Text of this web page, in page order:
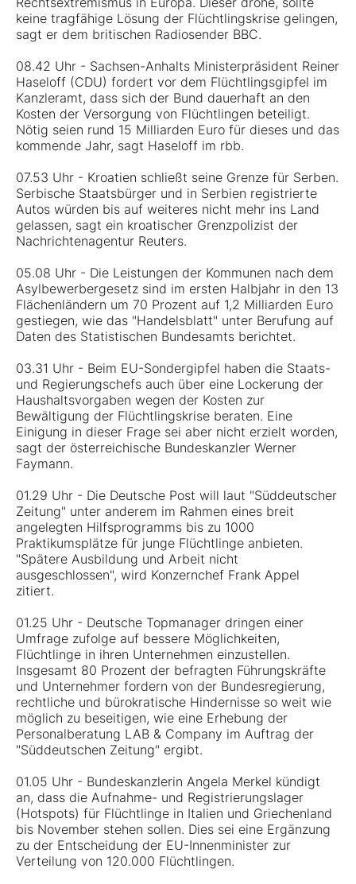
keine tragfähige Lösung der Flüchtlingskrise gelingen,
sagt er dem britischen Radiosender BBC.
08.42 Uhr - Sachsen-Anhalts Ministerpräsident Reiner
Haseloff (CDU) fordert vor dem Flüchtlingsgipfel im
Kanzleramt, dass sich der Bund dauerhaft an den
Kosten der Versorgung von Flüchtlingen beteiligt.
Nötig seien rund 15 Milliarden Euro für dieses und das
kommende Jahr, sagt Haseloff im rbb.
07.53 Uhr - Kroatien schließt seine Grenze für Serben.
Serbische Staatsbürger und in Serbien registrierte
Autos würden bis auf weiteres nicht mehr ins Land
gelassen, sagt ein kroatischer Grenzpolizist der
Nachrichtenagentur Reuters.
05.08 Uhr - Die Leistungen der Kommunen nach dem
Asylbewerbergesetz sind im ersten Halbjahr in den 13
Flächenländern um 70 Prozent auf 1,2 Milliarden Euro
gestiegen, wie das "Handelsblatt" unter Berufung auf
Daten des Statistischen Bundesamts berichtet.
03.31 Uhr - Beim EU-Sondergipfel haben die Staats-
und Regierungschefs auch über eine Lockerung der
Haushaltsvorgaben wegen der Kosten zur
Bewältigung der Flüchtlingskrise beraten. Eine
Einigung in dieser Frage sei aber nicht erzielt worden,
sagt der österreichische Bundeskanzler Werner
Faymann.
01.29 Uhr - Die Deutsche Post will laut "Süddeutscher
Zeitung" unter anderem im Rahmen eines breit
angelegten Hilfsprogramms bis zu 1000
Praktikumsplätze für junge Flüchtlinge anbieten.
"Spätere Ausbildung und Arbeit nicht
ausgeschlossen", wird Konzernchef Frank Appel
zitiert.
01.25 Uhr - Deutsche Topmanager dringen einer
Umfrage zufolge auf bessere Möglichkeiten,
Flüchtlinge in ihren Unternehmen einzustellen.
Insgesamt 80 Prozent der befragten Führungskräfte
und Unternehmer fordern von der Bundesregierung,
rechtliche und bürokratische Hindernisse so weit wie
möglich zu beseitigen, wie eine Erhebung der
Personalberatung LAB & Company im Auftrag der
"Süddeutschen Zeitung" ergibt.
01.05 Uhr - Bundeskanzlerin Angela Merkel kündigt
an, dass die Aufnahme- und Registrierungslager
(Hotspots) für Flüchtlinge in Italien und Griechenland
bis November stehen sollen. Dies sei eine Ergänzung
zu der Entscheidung der EU-Innenminister zur
Verteilung von 120.000 Flüchtlingen.